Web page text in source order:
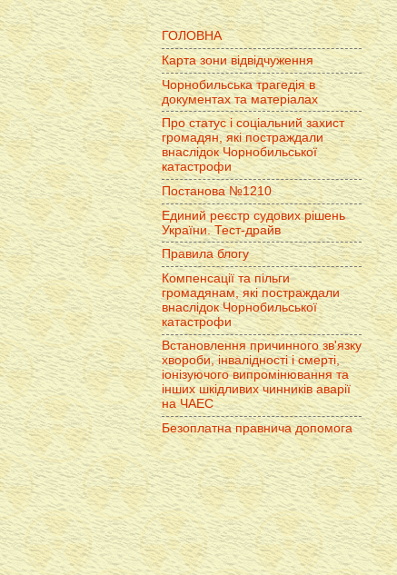
ГОЛОВНА
Карта зони відвідчуження
Чорнобильська трагедія в
документах та матеріалах
Про статус і соціальний захист
громадян, які постраждали
внаслідок Чорнобильської
катастрофи
Постанова №1210
Единий реєстр судових рішень
України. Тест-драйв
Правила блогу
Компенсації та пільги
громадянам, які постраждали
внаслідок Чорнобильської
катастрофи
Встановлення причинного зв'язку
хвороби, інвалідності і смерті,
іонізуючого випромінювання та
інших шкідливих чинників аварії
на ЧАЕС
Безоплатна правнича допомога